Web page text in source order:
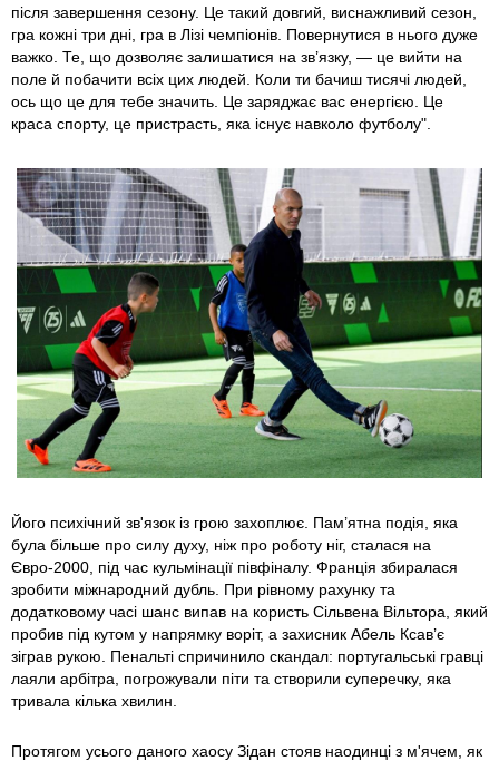
після завершення сезону. Це такий довгий, виснажливий сезон,
гра кожні три дні, гра в Лізі чемпіонів. Повернутися в нього дуже
важко. Те, що дозволяє залишатися на зв’язку, — це вийти на
поле й побачити всіх цих людей. Коли ти бачиш тисячі людей,
ось що це для тебе значить. Це заряджає вас енергією. Це
краса спорту, це пристрасть, яка існує навколо футболу".
Його психічний зв'язок із грою захоплює. Пам’ятна подія, яка
була більше про силу духу, ніж про роботу ніг, сталася на
Євро-2000, під час кульмінації півфіналу. Франція збиралася
зробити міжнародний дубль. При рівному рахунку та
додатковому часі шанс випав на користь Сільвена Вільтора, який
пробив під кутом у напрямку воріт, а захисник Абель Ксав’є
зіграв рукою. Пенальті спричинило скандал: португальські гравці
лаяли арбітра, погрожували піти та створили суперечку, яка
тривала кілька хвилин.
Протягом усього даного хаосу Зідан стояв наодинці з м'ячем, як